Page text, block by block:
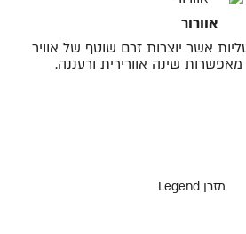
אוורור
אשר יוצרות זרם שוטף של אוויר
שינה אוורירית ורעננה.